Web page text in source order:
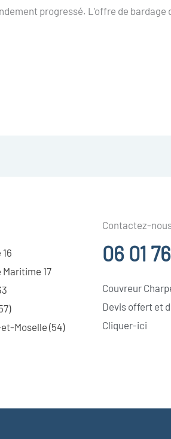
progressé. L’offre de bardage
17
Moselle (54)
Contactez-
06 01
Couvreur
Devis offert et
Cliquer-ici